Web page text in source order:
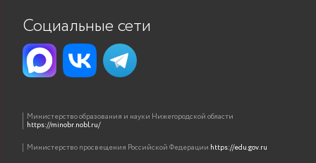
Социальные сети
Министерство образования и науки Нижегородской области
https://minobr.nobl.ru/
Министерство просвещения Российской Федерации https://edu.gov.ru